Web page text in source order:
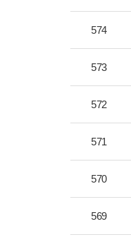
574
573
572
571
570
569